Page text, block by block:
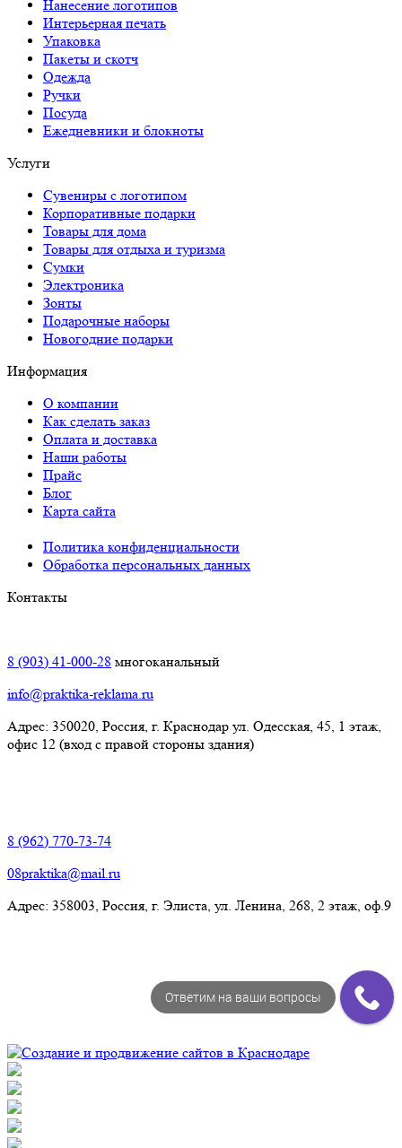
Нанесение логотипов
Интерьерная печать
Упаковка
Пакеты и скотч
Одежда
Ручки
Посуда
Ежедневники и блокноты
Услуги
Сувениры с логотипом
Корпоративные подарки
Товары для дома
Товары для отдыха и туризма
Сумки
Электроника
Зонты
Подарочные наборы
Новогодние подарки
Информация
О компании
Как сделать заказ
Оплата и доставка
Наши работы
Прайс
Блог
Карта сайта
Политика конфиденциальности
Обработка персональных данных
Контакты
8 (903) 41-000-28 многоканальный
info@praktika-reklama.ru
Адрес: 350020, Россия, г. Краснодар ул. Одесская, 45, 1 этаж,
офис 12 (вход с правой стороны здания)
8 (962) 770-73-74
08praktika@mail.ru
Адрес:​ 358003, Россия, г. Элиста, ул. Ленина, 268, 2 этаж, оф.9
© Рекламно-производственная компания "Практика" 2009-
Ответим на ваши вопросы